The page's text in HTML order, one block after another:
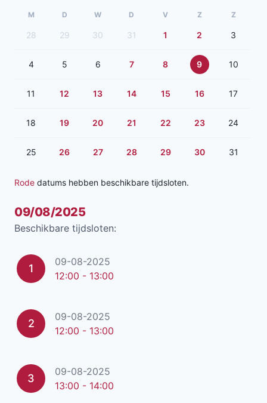
M D W D V Z Z
28 29 30 31 1 2 3
4 5 6 7 8 9 10
11 12 13 14 15 16 17
18 19 20 21 22 23 24
25 26 27 28 29 30 31
Rode datums hebben beschikbare tijdsloten.
09/08/2025
Beschikbare tijdsloten:
1
09-08-2025
12:00 - 13:00
2
09-08-2025
12:00 - 13:00
3
09-08-2025
13:00 - 14:00